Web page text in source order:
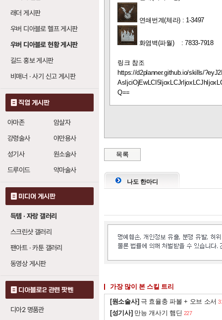
래더 게시판
우버 디아블로 헬프 게시판
우버 디아블로 현황 게시판
길드 홍보 게시판
비매너 · 사기 신고 게시판
직업 게시판
아마존
암살자
강령술사
야만용사
성기사
원소술사
드루이드
악마술사
미디어 게시판
득템 · 자랑 갤러리
스크린샷 갤러리
팬아트 · 카툰 갤러리
동영상 게시판
디아블로2 관련 팟벤
디아2 명품관
연쇄 번개
연쇄 번개 (체인 라
번개 파장 0 : 레벨당
번개 20 : 레벨당 번
불길 (블레이즈)
온기 10 : 레벨당 화
화염벽 (파이어 월)
온기 10 : 레벨당 화
지옥불 1 : 레벨당 화
연쇄번계(체라) : 1-3497
화염벽(파월) : 7833-7918
링크 참조
https://d2planner.github.io/skills/
Q==
목록
나도 한마디
가장 많이 본 스킬 트리
[원소술사] 극 효율충 파볼 + 오브 소서
[성기사] 만능 개사기 햄딘 227